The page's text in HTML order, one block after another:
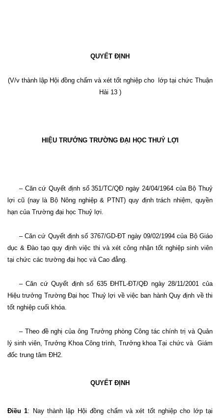
QUYẾT ĐỊNH
(V/v thành lập Hội đồng chấm và xét tốt nghiệp cho
lớp tại chức Thuận
Hải 13 )
HIỆU TRƯỞNG TRƯỜNG ĐẠI HỌC THUỶ LỢI
– Căn cứ Quyết định số 351/TC/QĐ ngày 24/04/1964 của Bộ Thuỷ
lợi cũ (nay là Bộ Nông nghiệp & PTNT) quy định trách nhiệm, quyền
hạn của Trường đại học Thuỷ lợi.
– Căn cứ Quyết định số 3767/GD-ĐT ngày 09/02/1994 của Bộ Giáo
dục & Đào tạo quy định việc thi và xét công nhận tốt nghiệp sinh viên
tại chức các trường đại học và Cao đẳng.
– Căn cứ Quyết định số 635 ĐHTL-ĐT/QĐ ngày 28/11/2001 của
Hiệu trưởng Trường Đại học Thuỷ lợi về việc ban hành Quy định về thi
tốt nghiệp cuối khóa.
– Theo đề nghị của ông Trưởng phòng Công tác chính trị và Quản
lý sinh viên, Trưởng Khoa Công trình, Trưởng khoa Tại chức và Giám
đốc trung tâm ĐH2.
QUYẾT ĐỊNH
Điều 1: Nay thành lập Hội đồng chấm và xét tốt nghiệp cho lớp tại